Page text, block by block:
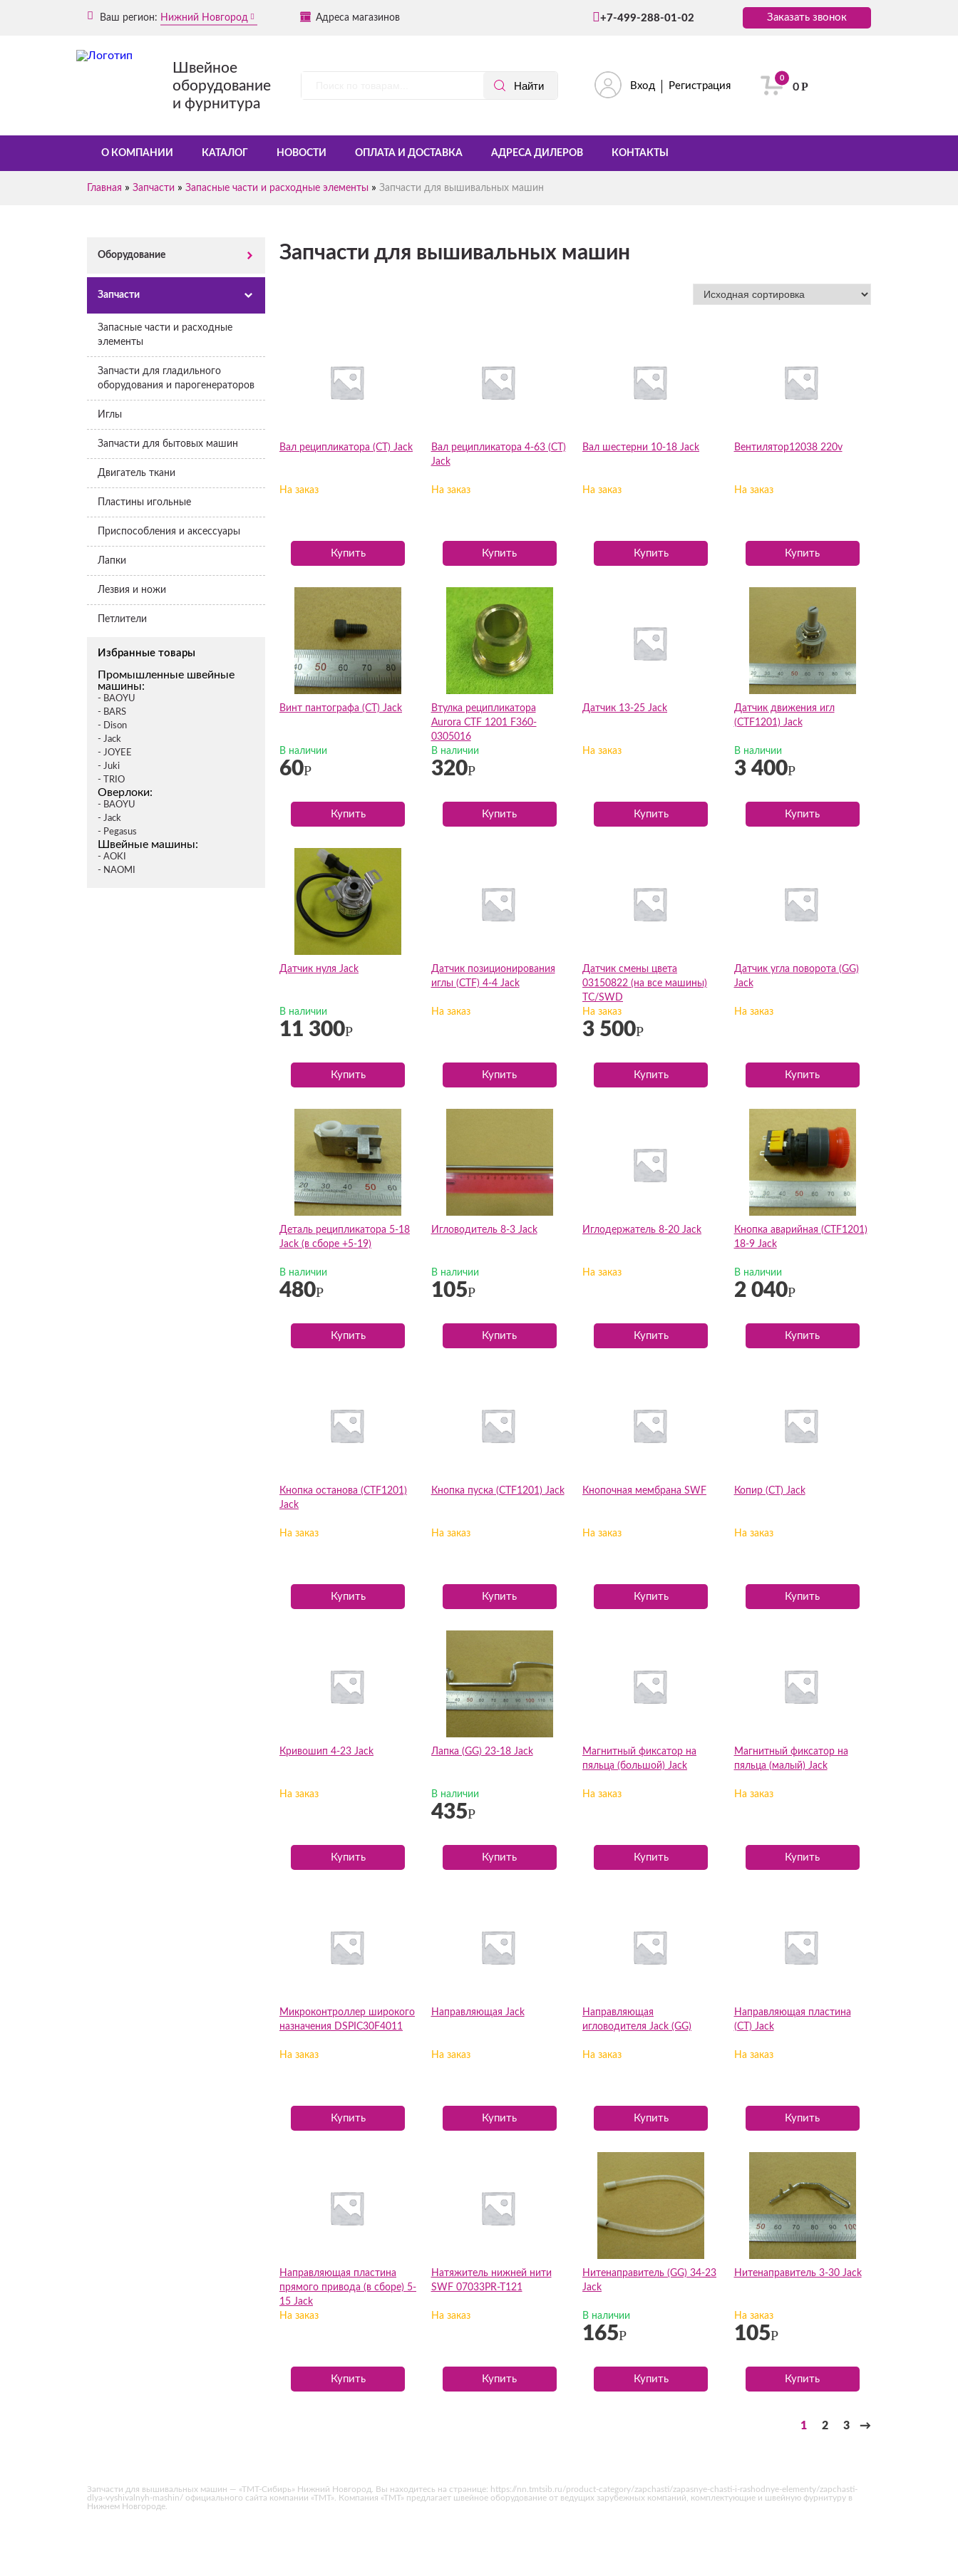
Ваш регион: Нижний Новгород Адреса магазинов +7-499-288-01-02 Заказать звонок
Швейное
оборудование
и фурнитура
Вход Регистрация
0
0Р
О КОМПАНИИ КАТАЛОГ НОВОСТИ ОПЛАТА И ДОСТАВКА АДРЕСА ДИЛЕРОВ КОНТАКТЫ
Главная » Запчасти » Запасные части и расходные элементы » Запчасти для вышивальных машин
Оборудование
Запчасти
Запасные части и расходные
элементы
Запчасти для гладильного
оборудования и парогенераторов
Иглы
Запчасти для бытовых машин
Двигатель ткани
Пластины игольные
Приспособления и аксессуары
Лапки
Лезвия и ножи
Петлители
Избранные товары
Промышленные швейные
машины:
- BAOYU
- BARS
- Dison
- Jack
- JOYEE
- Juki
- TRIO
Оверлоки:
- BAOYU
- Jack
- Pegasus
Швейные машины:
- AOKI
- NAOMI
Запчасти для вышивальных машин
Вал реципликатора (CT) Jack
На заказ
Купить
Вал реципликатора 4-63 (СТ)
Jack
На заказ
Купить
Вал шестерни 10-18 Jack
На заказ
Купить
Вентилятор12038 220v
На заказ
Купить
Винт пантографа (СТ) Jack
В наличии
60Р
Купить
Втулка реципликатора
Aurora CTF 1201 F360-
0305016
В наличии
320Р
Купить
Датчик 13-25 Jack
На заказ
Купить
Датчик движения игл
(CTF1201) Jack
В наличии
3 400Р
Купить
Датчик нуля Jack
В наличии
11 300Р
Купить
Датчик позиционирования
иглы (CTF) 4-4 Jack
На заказ
Купить
Датчик смены цвета
03150822 (на все машины)
TC/SWD
На заказ
3 500Р
Купить
Датчик угла поворота (GG)
Jack
На заказ
Купить
Деталь реципликатора 5-18
Jack (в сборе +5-19)
В наличии
480Р
Купить
Игловодитель 8-3 Jack
В наличии
105Р
Купить
Иглодержатель 8-20 Jack
На заказ
Купить
Кнопка аварийная (CTF1201)
18-9 Jack
В наличии
2 040Р
Купить
Кнопка останова (CTF1201)
Jack
На заказ
Купить
Кнопка пуска (CTF1201) Jack
На заказ
Купить
Кнопочная мембрана SWF
На заказ
Купить
Копир (СТ) Jack
На заказ
Купить
Кривошип 4-23 Jack
На заказ
Купить
Лапка (GG) 23-18 Jack
В наличии
435Р
Купить
Магнитный фиксатор на
пяльца (большой) Jack
На заказ
Купить
Магнитный фиксатор на
пяльца (малый) Jack
На заказ
Купить
Микроконтроллер широкого
назначения DSPIC30F4011
На заказ
Купить
Направляющая Jack
На заказ
Купить
Направляющая
игловодителя Jack (GG)
На заказ
Купить
Направляющая пластина
(CT) Jack
На заказ
Купить
Направляющая пластина
прямого привода (в сборе) 5-
15 Jack
На заказ
Купить
Натяжитель нижней нити
SWF 07033PR-T121
На заказ
Купить
Нитенаправитель (GG) 34-23
Jack
В наличии
165Р
Купить
Нитенаправитель 3-30 Jack
На заказ
105Р
Купить
1 2 3 →
Запчасти для вышивальных машин — «ТМТ-Сибирь» Нижний Новгород. Вы находитесь на странице: https://nn.tmtsib.ru/product-category/zapchasti/zapasnye-chasti-i-rashodnye-elementy/zapchasti-
dlya-vyshivalnyh-mashin/ официального сайта компании «ТМТ». Компания «ТМТ» предлагает швейное оборудование от ведущих зарубежных компаний, комплектующие и швейную фурнитуру в
Нижнем Новгороде.